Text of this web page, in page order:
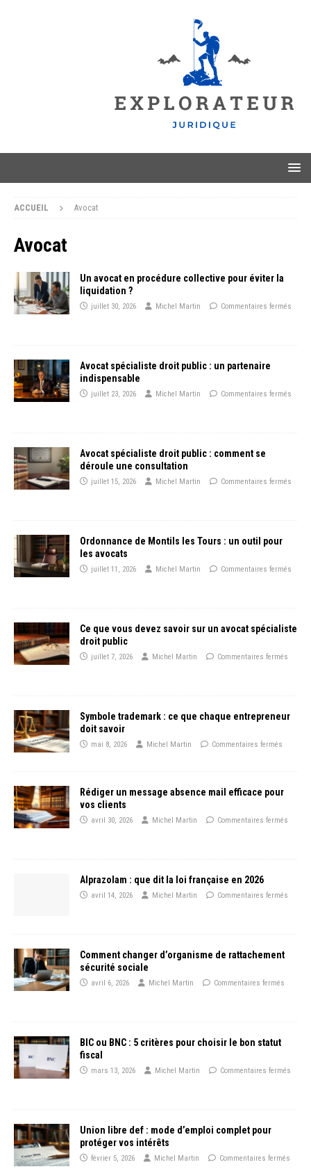
ACCUEIL Avocat
Avocat
Un avocat en procédure collective pour éviter la
liquidation ?
juillet 30, 2026 Michel Martin Commentaires fermés
Avocat spécialiste droit public : un partenaire
indispensable
juillet 23, 2026 Michel Martin Commentaires fermés
Avocat spécialiste droit public : comment se
déroule une consultation
juillet 15, 2026 Michel Martin Commentaires fermés
Ordonnance de Montils les Tours : un outil pour
les avocats
juillet 11, 2026 Michel Martin Commentaires fermés
Ce que vous devez savoir sur un avocat spécialiste
droit public
juillet 7, 2026 Michel Martin Commentaires fermés
Symbole trademark : ce que chaque entrepreneur
doit savoir
mai 8, 2026 Michel Martin Commentaires fermés
Rédiger un message absence mail efficace pour
vos clients
avril 30, 2026 Michel Martin Commentaires fermés
Alprazolam : que dit la loi française en 2026
avril 14, 2026 Michel Martin Commentaires fermés
Comment changer d’organisme de rattachement
sécurité sociale
avril 6, 2026 Michel Martin Commentaires fermés
BIC ou BNC : 5 critères pour choisir le bon statut
fiscal
mars 13, 2026 Michel Martin Commentaires fermés
Union libre def : mode d’emploi complet pour
protéger vos intérêts
février 5, 2026 Michel Martin Commentaires fermés